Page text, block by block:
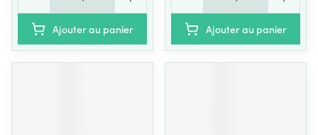
Ajouter au panier Ajouter au panier